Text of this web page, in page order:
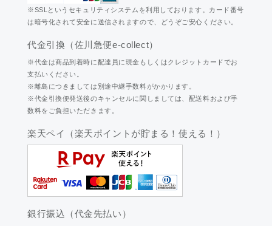
※SSLというセキュリティシステムを利用しております。カード番号
は暗号化されて安全に送信されますので、どうぞご安心ください。
代金引換（佐川急便e-collect）
※代金は商品到着時に配達員に現金もしくはクレジットカードでお
支払いください。
※離島につきましては別途中継手数料がかかります。
※代金引換便発送後のキャンセルに関しましては、配送料および手
数料をご負担いただきます。
楽天ペイ（楽天ポイントが貯まる！使える！）
銀行振込（代金先払い）